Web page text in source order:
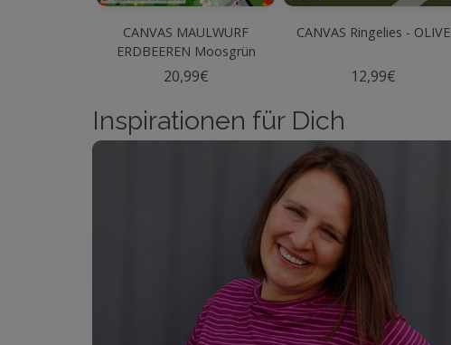
CANVAS MAULWURF
ERDBEEREN Moosgrün
20,99€
CANVAS Ringelies - OLIVE
12,99€
Inspirationen für Dich